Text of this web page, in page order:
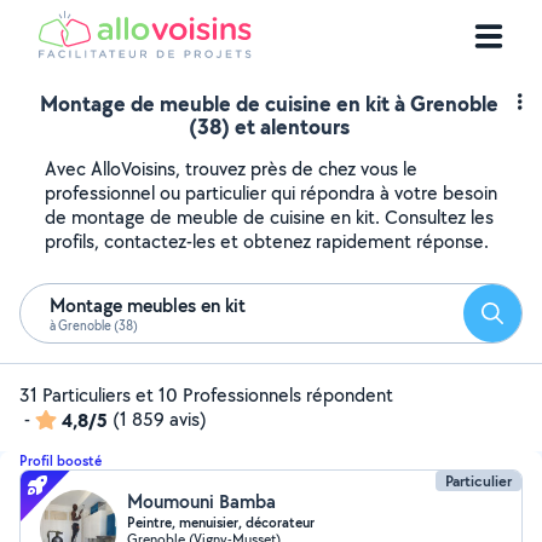
Montage de meuble de cuisine en kit à Grenoble
(38) et alentours
Avec AlloVoisins, trouvez près de chez vous le
professionnel ou particulier qui répondra à votre besoin
de montage de meuble de cuisine en kit. Consultez les
profils, contactez-les et obtenez rapidement réponse.
Montage meubles en kit
à Grenoble (38)
31 Particuliers et 10 Professionnels répondent
-
4,8/5 (1 859 avis)
Profil boosté
Particulier
Moumouni Bamba
Peintre, menuisier, décorateur